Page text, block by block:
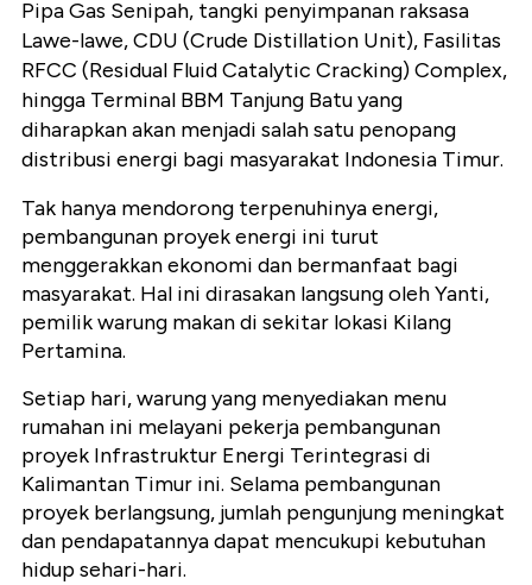
Pipa Gas Senipah, tangki penyimpanan raksasa
Lawe-lawe, CDU (Crude Distillation Unit), Fasilitas
RFCC (Residual Fluid Catalytic Cracking) Complex,
hingga Terminal BBM Tanjung Batu yang
diharapkan akan menjadi salah satu penopang
distribusi energi bagi masyarakat Indonesia Timur.
Tak hanya mendorong terpenuhinya energi,
pembangunan proyek energi ini turut
menggerakkan ekonomi dan bermanfaat bagi
masyarakat. Hal ini dirasakan langsung oleh Yanti,
pemilik warung makan di sekitar lokasi Kilang
Pertamina.
Setiap hari, warung yang menyediakan menu
rumahan ini melayani pekerja pembangunan
proyek Infrastruktur Energi Terintegrasi di
Kalimantan Timur ini. Selama pembangunan
proyek berlangsung, jumlah pengunjung meningkat
dan pendapatannya dapat mencukupi kebutuhan
hidup sehari-hari.